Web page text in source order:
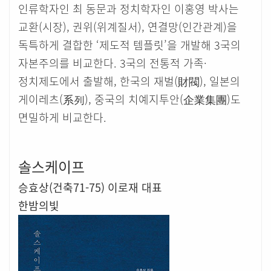
인류학자인 최 동문과 정치학자인 이홍영 박사는
교환(시장), 권위(위계질서), 연결망(인간관계)을
독특하게 결합한 ‘제도적 템플릿’을 개발해 3국의
자본주의를 비교한다. 3국의 전통적 가족·
정치제도에서 출발해, 한국의 재벌(財閥), 일본의
게이레츠(系列), 중국의 치예지투안(企業集團)도
면밀하게 비교한다.
솔스케이프
승효상(건축71-75) 이로재 대표
한밤의빛